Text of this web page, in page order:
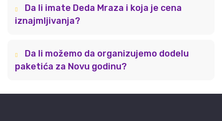
Da li imate Deda Mraza i koja je cena
iznajmljivanja?
Da li možemo da organizujemo dodelu
paketića za Novu godinu?